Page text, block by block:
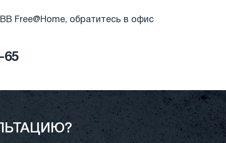
Free@Home, обратитесь в офис
65